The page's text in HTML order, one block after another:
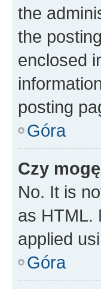
the
the
enclosed
posting
Góra
Czy
No. It is
as HTML.
applied
Góra